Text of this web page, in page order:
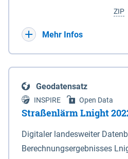
(DTK) im Maßstab 1 : 100
verkleinerte Amtliche Karte 1
projizierte Koordinaten im
Terrestrischen
der Universalen
bezogen auf die Zone 32 N
(Anlage 4); Gleiches gilt für
ZIP
Mehr Infos
Geodatensatz
INSPIRE Open Data
Straßenlärm Lnight
Digitaler landesweiter
Berechnungsergebnisses